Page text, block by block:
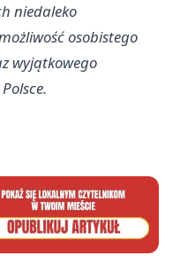
niedaleko
osobistego
wyjątkowego